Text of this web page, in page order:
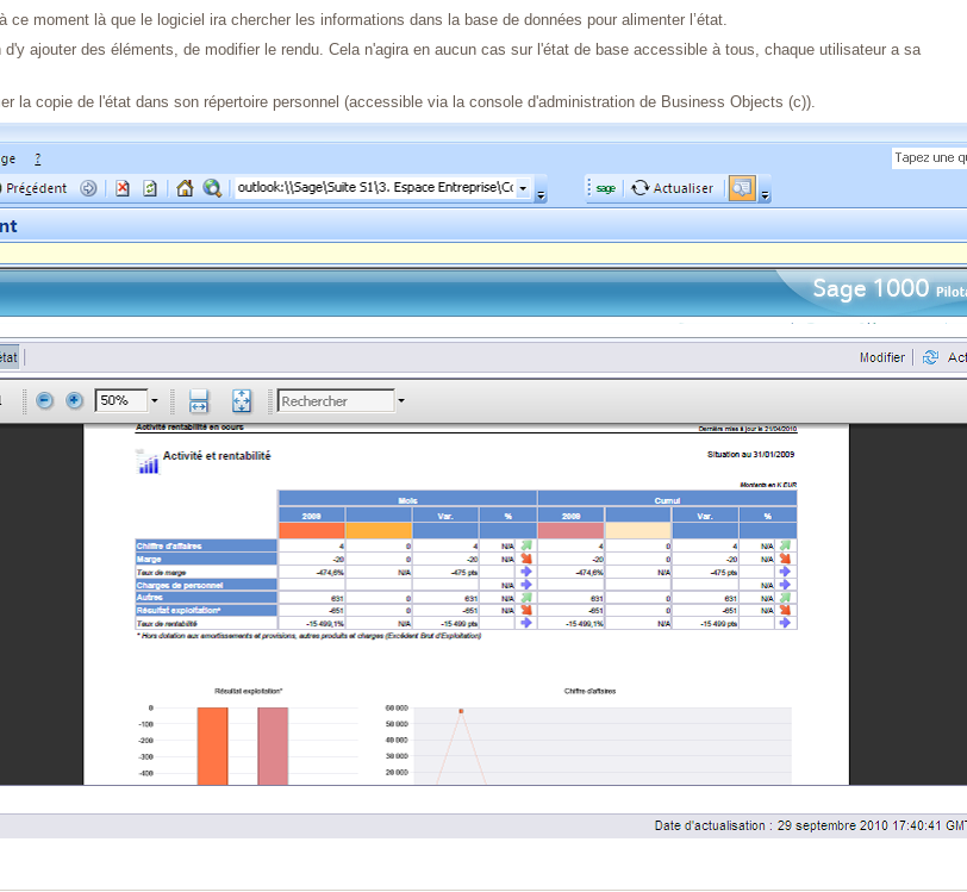
ce moment là que le logiciel ira chercher les informations dans la base de données pour alimenter l’état.
ajouter des éléments, de modifier le rendu. Cela n'agira en aucun cas sur l'état de base accessible à tous, chaque utilisateur a sa
la copie de l'état dans son répertoire personnel (accessible via la console d'administration de Business Objects (c)).